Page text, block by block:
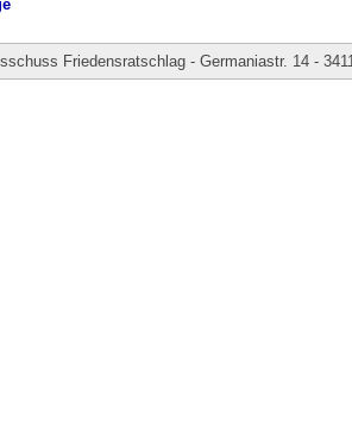
Friedensratschlag - Germaniastr. 14 -